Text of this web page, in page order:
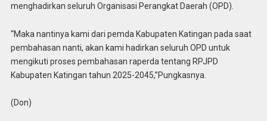
menghadirkan seluruh Organisasi Perangkat Daerah (OPD).
“Maka nantinya kami dari pemda Kabupaten Katingan pada saat
pembahasan nanti, akan kami hadirkan seluruh OPD untuk
mengikuti proses pembahasan raperda tentang RPJPD
Kabupaten Katingan tahun 2025-2045,”Pungkasnya.
(Don)